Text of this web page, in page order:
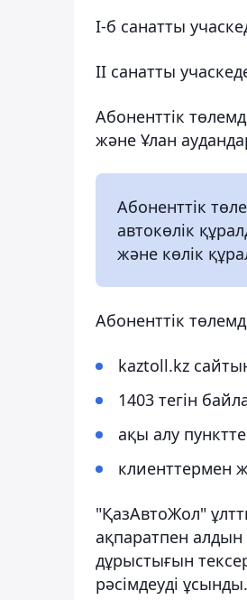
I-б санатты
II санатты
Абоненттік
және Ұлан
Абоненттік
автокөлік
және көлік
Абоненттік
kaztoll.kz
1403 тегін
ақы алу
клиенттермен
"ҚазАвтоЖол"
ақпаратпен алдын
дұрыстығын
рәсімдеуді ұсынды.